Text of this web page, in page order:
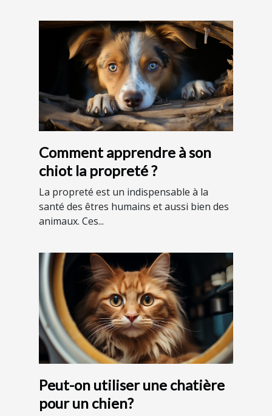
Comment apprendre à son
chiot la propreté ?
La propreté est un indispensable à la
santé des êtres humains et aussi bien des
animaux. Ces...
Peut-on utiliser une chatière
pour un chien?